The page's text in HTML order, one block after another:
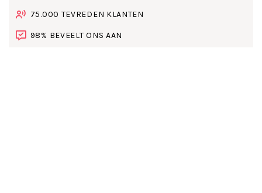
75.000 TEVREDEN KLANTEN
98% BEVEELT ONS AAN